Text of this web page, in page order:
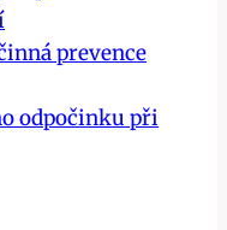
prevence
odpočinku při